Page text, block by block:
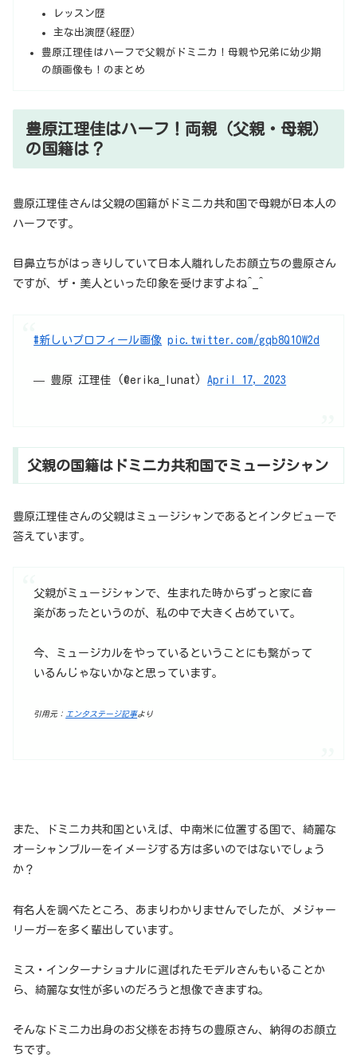
レッスン歴
主な出演歴(経歴)
豊原江理佳はハーフで父親がドミニカ！母親や兄弟に幼少期
の顔画像も！のまとめ
豊原江理佳はハーフ！両親（父親・母親）
の国籍は？
豊原江理佳さんは父親の国籍がドミニカ共和国で母親が日本人の
ハーフです。
目鼻立ちがはっきりしていて日本人離れしたお顔立ちの豊原さん
ですが、ザ・美人といった印象を受けますよね^_^
#新しいプロフィール画像 pic.twitter.com/gqb8Q1OW2d
— 豊原 江理佳 (@erika_lunat)April 17, 2023
父親の国籍はドミニカ共和国でミュージシャン
豊原江理佳さんの父親はミュージシャンであるとインタビューで
答えています。
父親がミュージシャンで、生まれた時からずっと家に音
楽があったというのが、私の中で大きく占めていて。
今、ミュージカルをやっているということにも繋がって
いるんじゃないかなと思っています。
引用元： エンタステージ記事より
また、ドミニカ共和国といえば、中南米に位置する国で、綺麗な
オーシャンブルーをイメージする方は多いのではないでしょう
か？
有名人を調べたところ、あまりわかりませんでしたが、メジャー
リーガーを多く輩出しています。
ミス・インターナショナルに選ばれたモデルさんもいることか
ら、綺麗な女性が多いのだろうと想像できますね。
そんなドミニカ出身のお父様をお持ちの豊原さん、納得のお顔立
ちです。